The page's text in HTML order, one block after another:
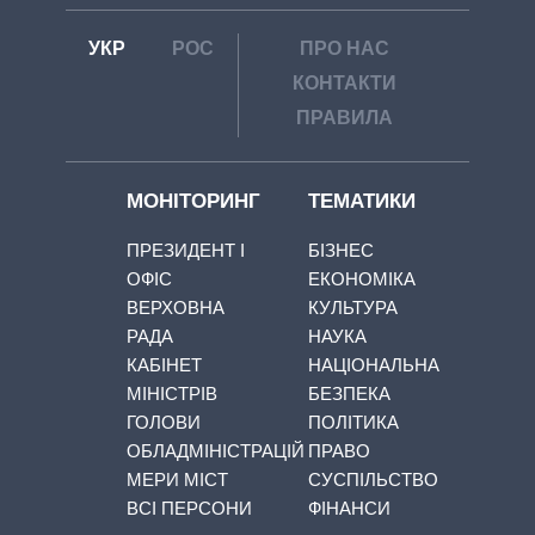
УКР РОС
ПРО НАС
КОНТАКТИ
ПРАВИЛА
МОНІТОРИНГ
ПРЕЗИДЕНТ І
ОФІС
ВЕРХОВНА
РАДА
КАБІНЕТ
МІНІСТРІВ
ГОЛОВИ
ОБЛАДМІНІСТРАЦІЙ
МЕРИ МІСТ
ВСІ ПЕРСОНИ
ТЕМАТИКИ
БІЗНЕС
ЕКОНОМІКА
КУЛЬТУРА
НАУКА
НАЦІОНАЛЬНА
БЕЗПЕКА
ПОЛІТИКА
ПРАВО
СУСПІЛЬСТВО
ФІНАНСИ